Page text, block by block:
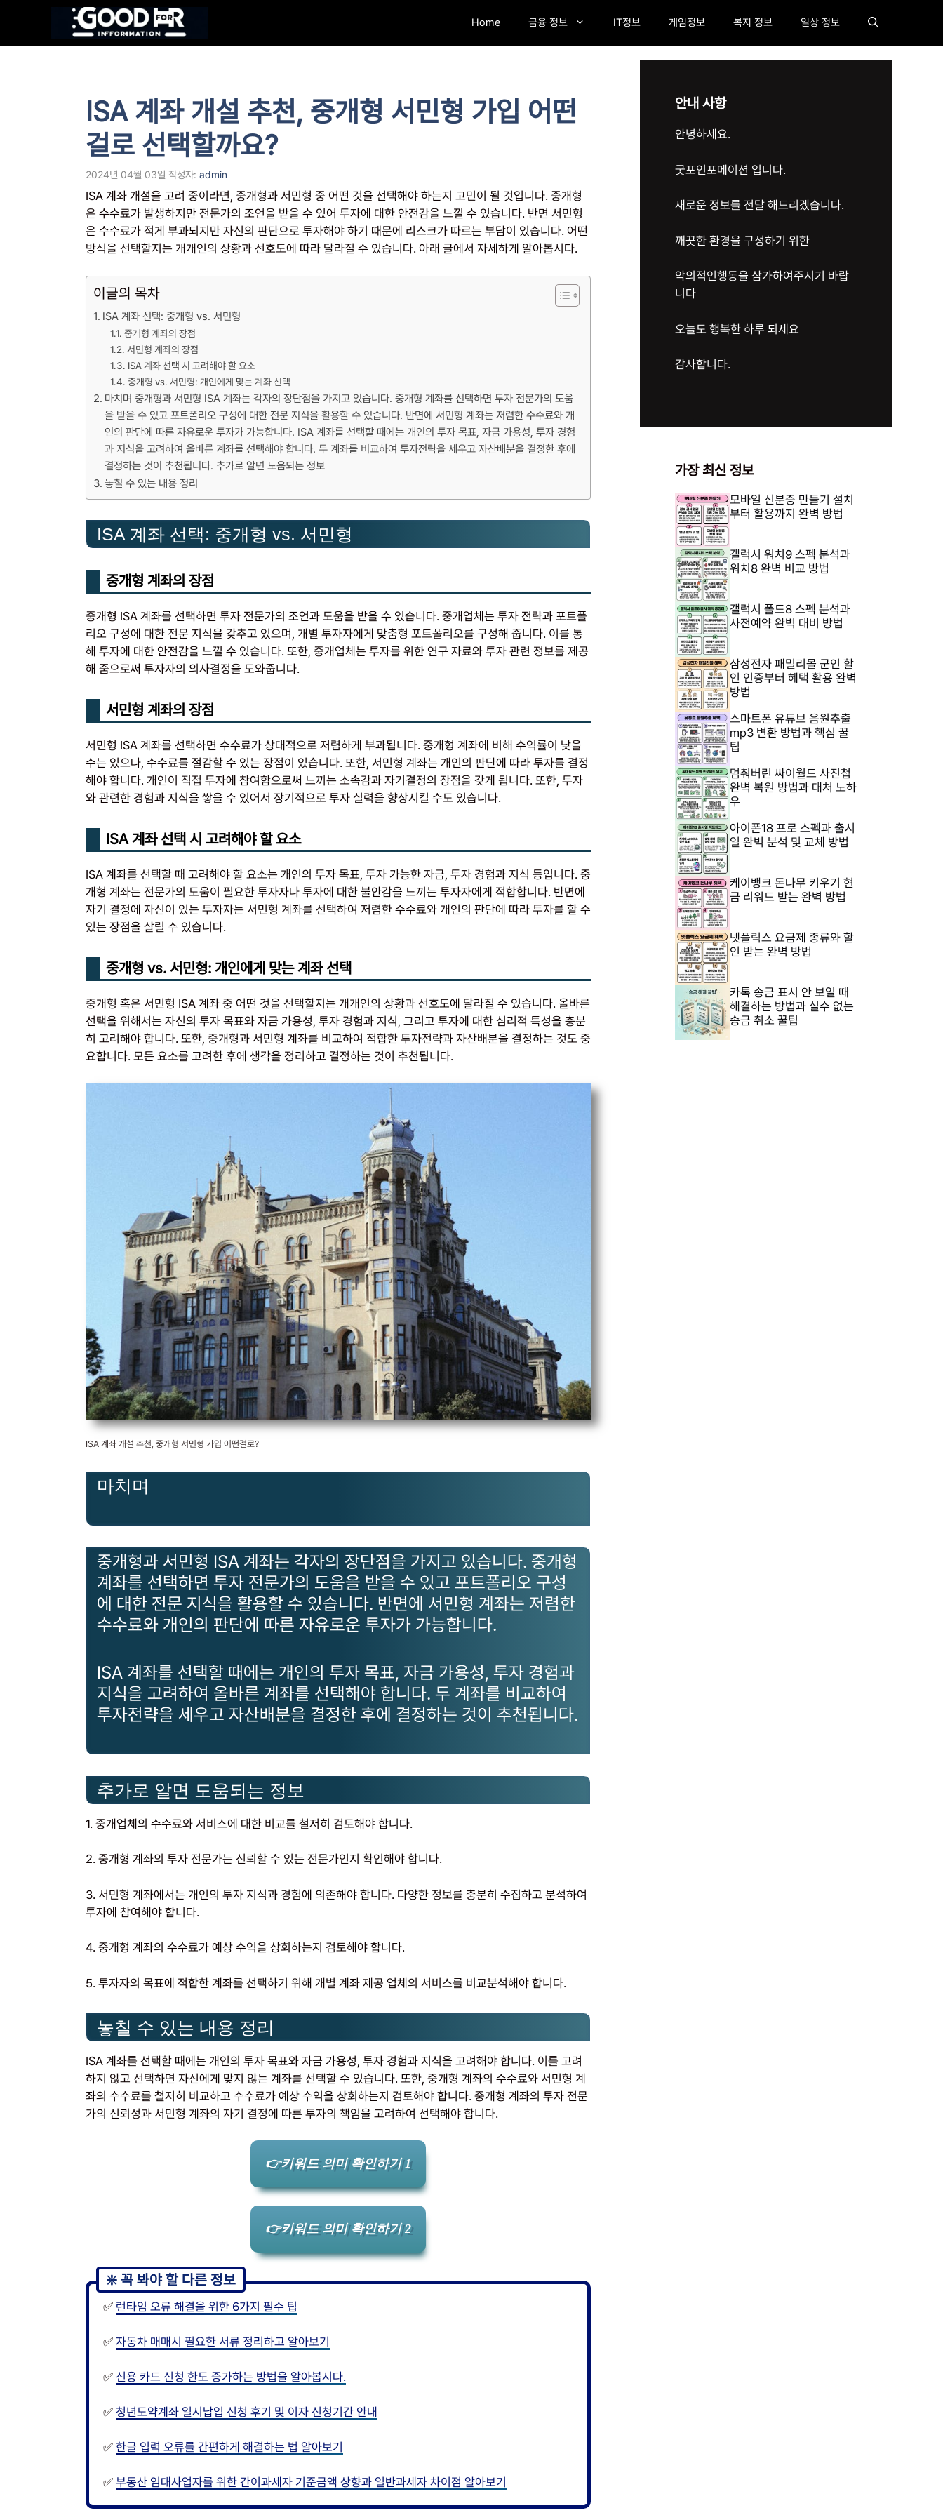
츠
Home 금융 정보 IT정보 게임정보 복지 정보 일상 정보
ISA 계좌 개설 추천, 중개형 서민형 가입 어떤
걸로 선택할까요?
2024년 04월 03일 작성자: admin
ISA 계좌 개설을 고려 중이라면, 중개형과 서민형 중 어떤 것을 선택해야 하는지 고민이 될 것입니다. 중개형
은 수수료가 발생하지만 전문가의 조언을 받을 수 있어 투자에 대한 안전감을 느낄 수 있습니다. 반면 서민형
은 수수료가 적게 부과되지만 자신의 판단으로 투자해야 하기 때문에 리스크가 따르는 부담이 있습니다. 어떤
방식을 선택할지는 개개인의 상황과 선호도에 따라 달라질 수 있습니다. 아래 글에서 자세하게 알아봅시다.
이글의 목차
ISA 계좌 선택: 중개형 vs. 서민형
중개형 계좌의 장점
서민형 계좌의 장점
ISA 계좌 선택 시 고려해야 할 요소
중개형 vs. 서민형: 개인에게 맞는 계좌 선택
마치며 중개형과 서민형 ISA 계좌는 각자의 장단점을 가지고 있습니다. 중개형 계좌를 선택하면 투자 전문가의 도움
을 받을 수 있고 포트폴리오 구성에 대한 전문 지식을 활용할 수 있습니다. 반면에 서민형 계좌는 저렴한 수수료와 개
인의 판단에 따른 자유로운 투자가 가능합니다. ISA 계좌를 선택할 때에는 개인의 투자 목표, 자금 가용성, 투자 경험
과 지식을 고려하여 올바른 계좌를 선택해야 합니다. 두 계좌를 비교하여 투자전략을 세우고 자산배분을 결정한 후에
결정하는 것이 추천됩니다. 추가로 알면 도움되는 정보
놓칠 수 있는 내용 정리
ISA 계좌 선택: 중개형 vs. 서민형
중개형 계좌의 장점
중개형 ISA 계좌를 선택하면 투자 전문가의 조언과 도움을 받을 수 있습니다. 중개업체는 투자 전략과 포트폴
리오 구성에 대한 전문 지식을 갖추고 있으며, 개별 투자자에게 맞춤형 포트폴리오를 구성해 줍니다. 이를 통
해 투자에 대한 안전감을 느낄 수 있습니다. 또한, 중개업체는 투자를 위한 연구 자료와 투자 관련 정보를 제공
해 줌으로써 투자자의 의사결정을 도와줍니다.
서민형 계좌의 장점
서민형 ISA 계좌를 선택하면 수수료가 상대적으로 저렴하게 부과됩니다. 중개형 계좌에 비해 수익률이 낮을
수는 있으나, 수수료를 절감할 수 있는 장점이 있습니다. 또한, 서민형 계좌는 개인의 판단에 따라 투자를 결정
해야 합니다. 개인이 직접 투자에 참여함으로써 느끼는 소속감과 자기결정의 장점을 갖게 됩니다. 또한, 투자
와 관련한 경험과 지식을 쌓을 수 있어서 장기적으로 투자 실력을 향상시킬 수도 있습니다.
ISA 계좌 선택 시 고려해야 할 요소
ISA 계좌를 선택할 때 고려해야 할 요소는 개인의 투자 목표, 투자 가능한 자금, 투자 경험과 지식 등입니다. 중
개형 계좌는 전문가의 도움이 필요한 투자자나 투자에 대한 불안감을 느끼는 투자자에게 적합합니다. 반면에
자기 결정에 자신이 있는 투자자는 서민형 계좌를 선택하여 저렴한 수수료와 개인의 판단에 따라 투자를 할 수
있는 장점을 살릴 수 있습니다.
중개형 vs. 서민형: 개인에게 맞는 계좌 선택
중개형 혹은 서민형 ISA 계좌 중 어떤 것을 선택할지는 개개인의 상황과 선호도에 달라질 수 있습니다. 올바른
선택을 위해서는 자신의 투자 목표와 자금 가용성, 투자 경험과 지식, 그리고 투자에 대한 심리적 특성을 충분
히 고려해야 합니다. 또한, 중개형과 서민형 계좌를 비교하여 적합한 투자전략과 자산배분을 결정하는 것도 중
요합니다. 모든 요소를 고려한 후에 생각을 정리하고 결정하는 것이 추천됩니다.
ISA 계좌 개설 추천, 중개형 서민형 가입 어떤걸로?
마치며
중개형과 서민형 ISA 계좌는 각자의 장단점을 가지고 있습니다. 중개형
계좌를 선택하면 투자 전문가의 도움을 받을 수 있고 포트폴리오 구성
에 대한 전문 지식을 활용할 수 있습니다. 반면에 서민형 계좌는 저렴한
수수료와 개인의 판단에 따른 자유로운 투자가 가능합니다.
ISA 계좌를 선택할 때에는 개인의 투자 목표, 자금 가용성, 투자 경험과
지식을 고려하여 올바른 계좌를 선택해야 합니다. 두 계좌를 비교하여
투자전략을 세우고 자산배분을 결정한 후에 결정하는 것이 추천됩니다.
추가로 알면 도움되는 정보
1. 중개업체의 수수료와 서비스에 대한 비교를 철저히 검토해야 합니다.
2. 중개형 계좌의 투자 전문가는 신뢰할 수 있는 전문가인지 확인해야 합니다.
3. 서민형 계좌에서는 개인의 투자 지식과 경험에 의존해야 합니다. 다양한 정보를 충분히 수집하고 분석하여
투자에 참여해야 합니다.
4. 중개형 계좌의 수수료가 예상 수익을 상회하는지 검토해야 합니다.
5. 투자자의 목표에 적합한 계좌를 선택하기 위해 개별 계좌 제공 업체의 서비스를 비교분석해야 합니다.
놓칠 수 있는 내용 정리
ISA 계좌를 선택할 때에는 개인의 투자 목표와 자금 가용성, 투자 경험과 지식을 고려해야 합니다. 이를 고려
하지 않고 선택하면 자신에게 맞지 않는 계좌를 선택할 수 있습니다. 또한, 중개형 계좌의 수수료와 서민형 계
좌의 수수료를 철저히 비교하고 수수료가 예상 수익을 상회하는지 검토해야 합니다. 중개형 계좌의 투자 전문
가의 신뢰성과 서민형 계좌의 자기 결정에 따른 투자의 책임을 고려하여 선택해야 합니다.
👉키워드 의미 확인하기 1
👉키워드 의미 확인하기 2
✅ 런타임 오류 해결을 위한 6가지 필수 팁
✅ 자동차 매매시 필요한 서류 정리하고 알아보기
✅ 신용 카드 신청 한도 증가하는 방법을 알아봅시다.
✅ 청년도약계좌 일시납입 신청 후기 및 이자 신청기간 안내
✅ 한글 입력 오류를 간편하게 해결하는 법 알아보기
✅ 부동산 임대사업자를 위한 간이과세자 기준금액 상향과 일반과세자 차이점 알아보기
안내 사항
안녕하세요.
굿포인포메이션 입니다.
새로운 정보를 전달 해드리겠습니다.
깨끗한 환경을 구성하기 위한
악의적인행동을 삼가하여주시기 바랍
니다
오늘도 행복한 하루 되세요
감사합니다.
가장 최신 정보
모바일 신분증 만들기 설치
부터 활용까지 완벽 방법
갤럭시 워치9 스펙 분석과
워치8 완벽 비교 방법
갤럭시 폴드8 스펙 분석과
사전예약 완벽 대비 방법
삼성전자 패밀리몰 군인 할
인 인증부터 혜택 활용 완벽
방법
스마트폰 유튜브 음원추출
mp3 변환 방법과 핵심 꿀
팁
멈춰버린 싸이월드 사진첩
완벽 복원 방법과 대처 노하
우
아이폰18 프로 스펙과 출시
일 완벽 분석 및 교체 방법
케이뱅크 돈나무 키우기 현
금 리워드 받는 완벽 방법
넷플릭스 요금제 종류와 할
인 받는 완벽 방법
카톡 송금 표시 안 보일 때
해결하는 방법과 실수 없는
송금 취소 꿀팁